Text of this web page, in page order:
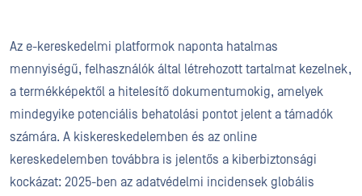
Az e-kereskedelmi platformok naponta hatalmas
mennyiségű, felhasználók által létrehozott tartalmat kezelnek,
a termékképektől a hitelesítő dokumentumokig, amelyek
mindegyike potenciális behatolási pontot jelent a támadók
számára. A kiskereskedelemben és az online
kereskedelemben továbbra is jelentős a kiberbiztonsági
kockázat: 2025-ben az adatvédelmi incidensek globális